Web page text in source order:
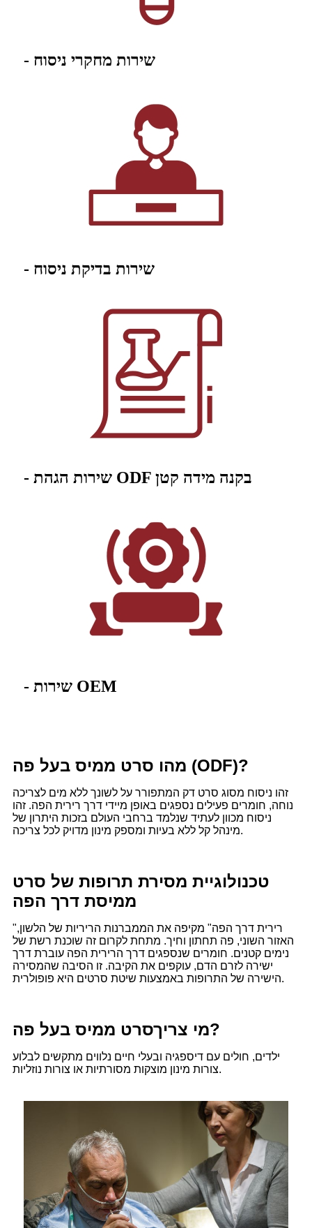
- שירות מחקרי ניסוח
- שירות בדיקת ניסוח
- שירות הגהת ODF בקנה מידה קטן
- שירות OEM
מהו סרט ממיס בעל פה (ODF)?
זהו ניסוח מסוג סרט דק המתפורר על לשונך ללא מים לצריכה
נוחה, חומרים פעילים נספגים באופן מיידי דרך רירית הפה. זהו
ניסוח מכוון לעתיד שנלמד ברחבי העולם בזכות היתרון של
מינהל קל ללא בעיות ומספק מינון מדויק לכל צריכה.
טכנולוגיית מסירת תרופות של סרט
ממיסת דרך הפה
"רירית דרך הפה" מקיפה את הממברנות הריריות של הלשון,
האזור השוני, פה תחתון וחיך. מתחת לקרום זה שוכנת רשת של
נימים קטנים. חומרים שנספגים דרך הרירית הפה עוברת דרך
ישירה לזרם הדם, עוקפים את הקיבה. זו הסיבה שהמסירה
הישירה של התרופות באמצעות שיטת סרטים היא פופולרית.
מי צריךסרט ממיס בעל פה ?
ילדים, חולים עם דיספגיה ובעלי חיים נלווים מתקשים לבלוע
צורות מינון מוצקות מסורתיות או צורות נוזליות.